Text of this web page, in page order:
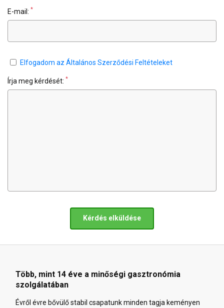
E-mail: *
Elfogadom az Általános Szerződési Feltételeket
Írja meg kérdését: *
Kérdés elküldése
Több, mint 14 éve a minőségi gasztronómia
szolgálatában
Évről évre bővülő stabil csapatunk minden tagja keményen